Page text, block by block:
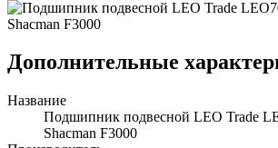
Дополнительные
Название
Подшипник подвесной LEO Trade
Shacman F3000